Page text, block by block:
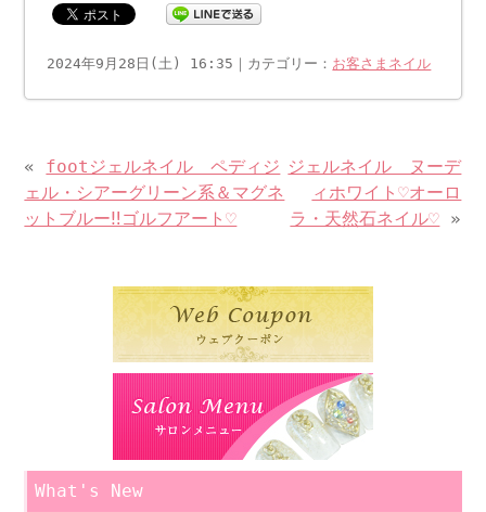
2024年9月28日(土) 16:35｜カテゴリー： お客さまネイル
« footジェルネイル ペディジ
ェル・シアーグリーン系＆マグネ
ットブルー‼︎ゴルフアート♡
ジェルネイル ヌーデ
ィホワイト♡オーロ
ラ・天然石ネイル♡ »
What's New